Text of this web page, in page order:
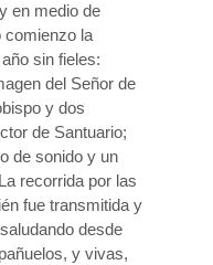
en medio de
comienzo la
sin fieles:
del Señor de
y dos
de Santuario;
de sonido y un
recorrida por las
fue transmitida y
desde
y vivas,